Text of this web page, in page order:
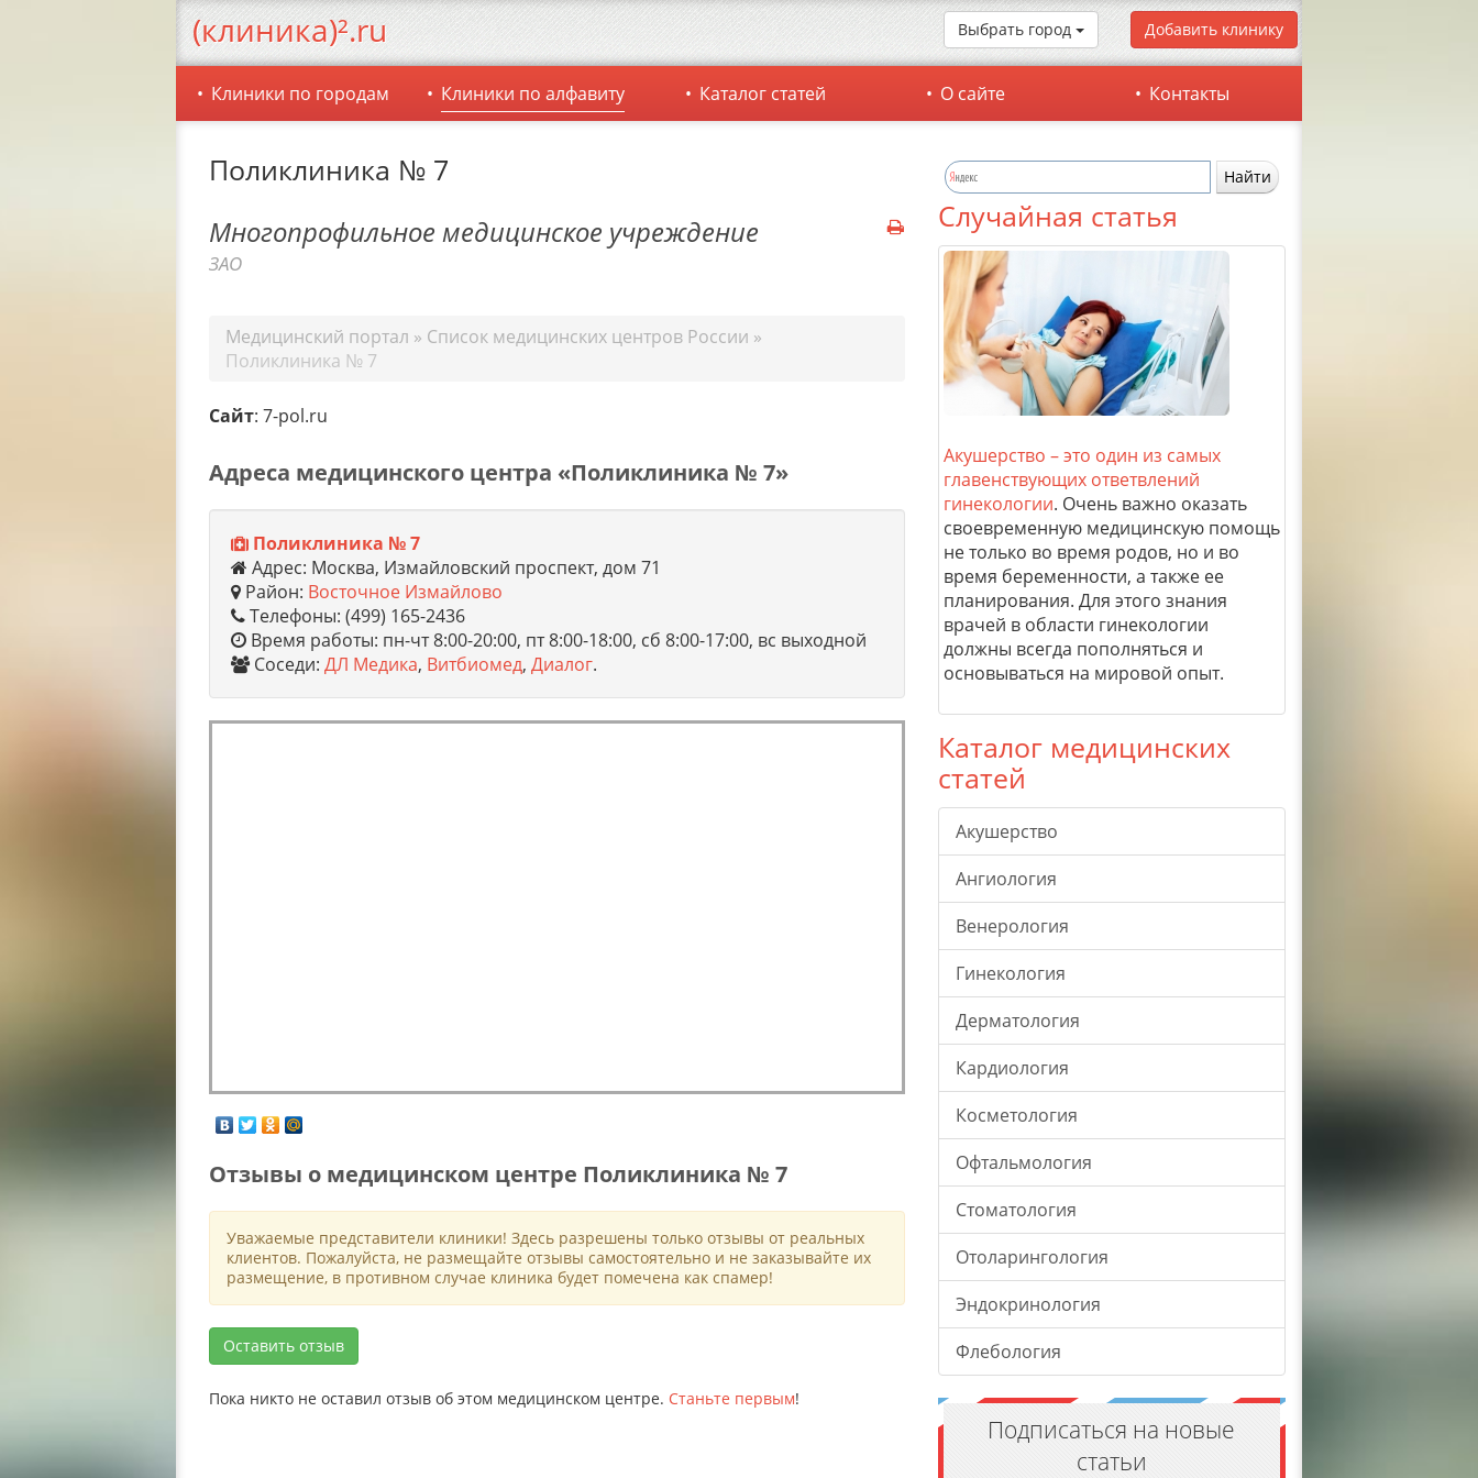
Поликлиника № 7
Многопрофильное медицинское учреждение
ЗАО
Медицинский портал » Список медицинских центров России »
Поликлиника № 7
Сайт: 7-pol.ru
Адреса медицинского центра «Поликлиника № 7»
Поликлиника № 7
Адрес: Москва, Измайловский проспект, дом 71
Район: Восточное Измайлово
Телефоны: (499) 165-2436
Время работы: пн-чт 8:00-20:00, пт 8:00-18:00, сб 8:00-17:00, вс выходной
Соседи: ДЛ Медика, Витбиомед, Диалог.
Отзывы о медицинском центре Поликлиника № 7
Уважаемые представители клиники! Здесь разрешены только отзывы от реальных
клиентов. Пожалуйста, не размещайте отзывы самостоятельно и не заказывайте их
размещение, в противном случае клиника будет помечена как спамер!
Оставить отзыв
Пока никто не оставил отзыв об этом медицинском центре. Станьте первым!
Случайная статья
Акушерство – это один из самых
главенствующих ответвлений
гинекологии. Очень важно оказать
своевременную медицинскую помощь
не только во время родов, но и во
время беременности, а также ее
планирования. Для этого знания
врачей в области гинекологии
должны всегда пополняться и
основываться на мировой опыт.
Каталог медицинских
статей
Акушерство
Ангиология
Венерология
Гинекология
Дерматология
Кардиология
Косметология
Офтальмология
Стоматология
Отоларингология
Эндокринология
Флебология
Подписаться на новые
статьи
(клиника)².ru Выбрать город Добавить клинику
Клиники по городам Клиники по алфавиту Каталог статей О сайте Контакты